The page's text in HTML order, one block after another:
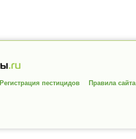
Регистрация пестицидов Правила сайта